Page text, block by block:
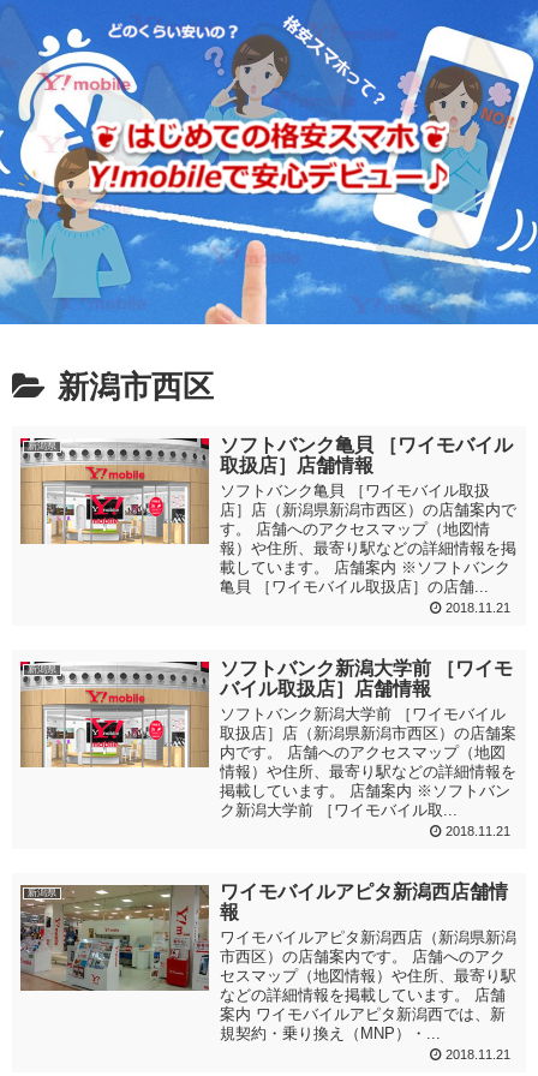
新潟市西区
新潟県
ソフトバンク亀貝 ［ワイモバイル
取扱店］店舗情報
ソフトバンク亀貝 ［ワイモバイル取扱
店］店（新潟県新潟市西区）の店舗案内で
す。 店舗へのアクセスマップ（地図情
報）や住所、最寄り駅などの詳細情報を掲
載しています。 店舗案内 ※ソフトバンク
亀貝 ［ワイモバイル取扱店］の店舗...
2018.11.21
新潟県
ソフトバンク新潟大学前 ［ワイモ
バイル取扱店］店舗情報
ソフトバンク新潟大学前 ［ワイモバイル
取扱店］店（新潟県新潟市西区）の店舗案
内です。 店舗へのアクセスマップ（地図
情報）や住所、最寄り駅などの詳細情報を
掲載しています。 店舗案内 ※ソフトバン
ク新潟大学前 ［ワイモバイル取...
2018.11.21
新潟県
ワイモバイルアピタ新潟西店舗情
報
ワイモバイルアピタ新潟西店（新潟県新潟
市西区）の店舗案内です。 店舗へのアク
セスマップ（地図情報）や住所、最寄り駅
などの詳細情報を掲載しています。 店舗
案内 ワイモバイルアピタ新潟西では、新
規契約・乗り換え（MNP）・...
2018.11.21